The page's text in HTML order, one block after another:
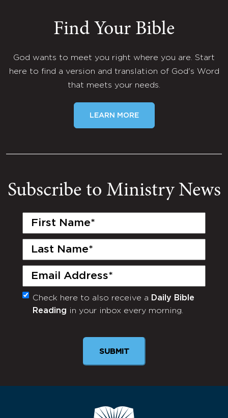
Find Your Bible
God wants to meet you right where you are. Start
here to find a version and translation of God's Word
that meets your needs.
LEARN MORE
Subscribe to Ministry News
First
Last
Email
(Required)
Monthly
Newsletter
Check here to also receive a Daily Bible
Reading in your inbox every morning.